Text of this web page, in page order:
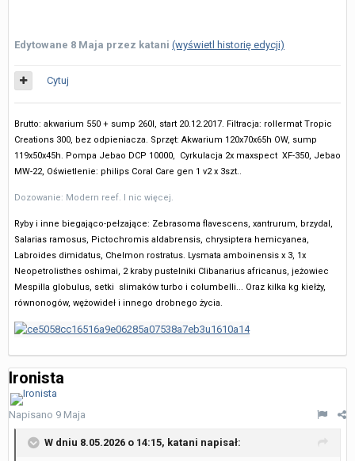
Edytowane 8 Maja przez katani (wyświetl historię edycji)
Cytuj
Brutto: akwarium 550 + sump 260l, start 20.12.2017. Filtracja: rollermat Tropic
Creations 300, bez odpieniacza. Sprzęt: Akwarium 120x70x65h OW, sump
119x50x45h. Pompa Jebao DCP 10000, Cyrkulacja 2x maxspect XF-350, Jebao
MW-22, Oświetlenie: philips Coral Care gen 1 v2 x 3szt..
Dozowanie: Modern reef. I nic więcej.
Ryby i inne biegająco-pełzające: Zebrasoma flavescens, xantrurum, brzydal,
Salarias ramosus, Pictochromis aldabrensis, chrysiptera hemicyanea,
Labroides dimidatus, Chelmon rostratus. Lysmata amboinensis x 3, 1x
Neopetrolisthes oshimai, 2 kraby pustelniki Clibanarius africanus, jeżowiec
Mespilla globulus, setki slimaków turbo i columbelli... Oraz kilka kg kiełży,
równonogów, wężowideł i innego drobnego życia.
Ironista
Napisano 9 Maja
W dniu 8.05.2026 o 14:15, katani napisał: